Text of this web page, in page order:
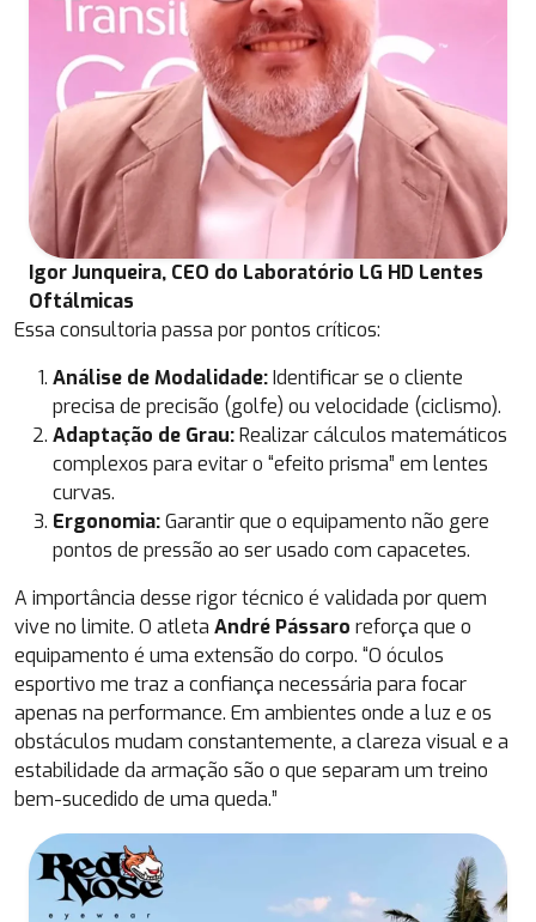
Igor Junqueira, CEO do Laboratório LG HD Lentes
Oftálmicas
Essa consultoria passa por pontos críticos:
Análise de Modalidade:Identificar se o cliente
precisa de precisão (golfe) ou velocidade (ciclismo).
Adaptação de Grau:Realizar cálculos matemáticos
complexos para evitar o “efeito prisma” em lentes
curvas.
Ergonomia:Garantir que o equipamento não gere
pontos de pressão ao ser usado com capacetes.
A importância desse rigor técnico é validada por quem
vive no limite. O atleta André Pássaro reforça que o
equipamento é uma extensão do corpo. “O óculos
esportivo me traz a confiança necessária para focar
apenas na performance. Em ambientes onde a luz e os
obstáculos mudam constantemente, a clareza visual e a
estabilidade da armação são o que separam um treino
bem-sucedido de uma queda.”